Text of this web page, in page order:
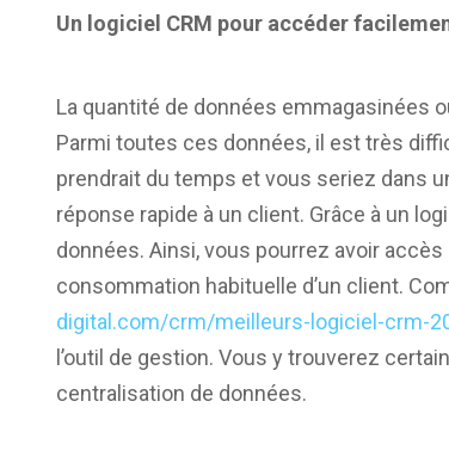
Un logiciel CRM pour accéder
La quantité de données emmagasinées
Parmi toutes ces données, il est très
prendrait du temps et vous seriez dans
réponse rapide à un client. Grâce à un
données. Ainsi, vous pourrez avoir
consommation habituelle d’un client.
digital.com/crm/meilleurs-logiciel-crm-
l’outil de gestion. Vous y trouverez
centralisation de données.